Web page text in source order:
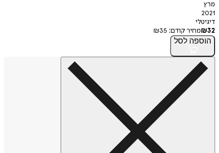
מרץ
2021
דיגיטלי
₪32 מחיר קודם: ₪35
הוספה לסל